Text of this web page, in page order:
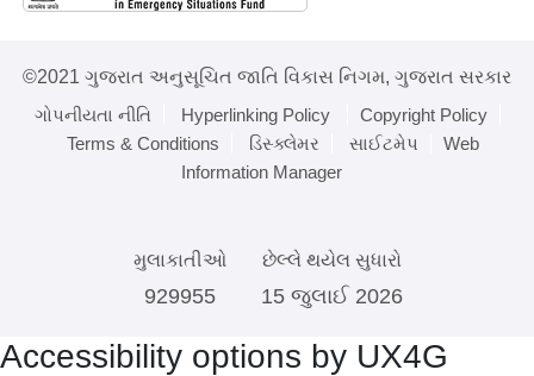
©2021 ગુજરાત અનુસૂચિત જાતિ વિકાસ નિગમ, ગુજરાત સરકાર
ગોપનીયતા નીતિ
Hyperlinking Policy
Copyright Policy
Terms & Conditions
ડિસ્ક્લેમર સાઈટમેપ
Web
Information Manager
મુલાકાતીઓ
929955
છેલ્લે થયેલ સુધારો
15 જુલાઈ 2026
Accessibility options by UX4G